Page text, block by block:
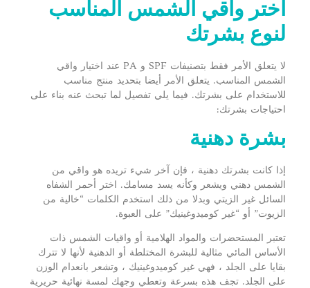
اختر واقي الشمس المناسب
لنوع بشرتك
لا يتعلق الأمر فقط بتصنيفات SPF و PA عند اختيار واقي
الشمس المناسب. يتعلق الأمر أيضا بتحديد منتج مناسب
للاستخدام على بشرتك. فيما يلي تفصيل لما تبحث عنه بناء على
احتياجات بشرتك:
بشرة دهنية
إذا كانت بشرتك دهنية ، فإن آخر شيء تريده هو واقي من
الشمس دهني ويشعر وكأنه يسد مسامك. اختر أحمر الشفاه
السائل غير الزيتي وبدلا من ذلك استخدم الكلمات “خالية من
الزيوت” أو “غير كوميدوغينيك” على العبوة.
تعتبر المستحضرات والمواد الهلامية أو واقيات الشمس ذات
الأساس المائي مثالية للبشرة المختلطة أو الدهنية لأنها لا تترك
بقايا على الجلد ، فهي غير كوميدوغينيك ، وتشعر بانعدام الوزن
على الجلد. تجف هذه بسرعة وتعطي وجهك لمسة نهائية حريرية